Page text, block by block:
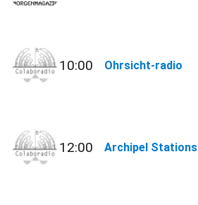
10:00 Ohrsicht-radio
12:00 Archipel Stations